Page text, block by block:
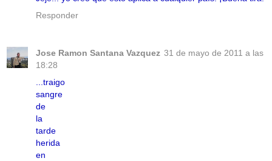
Responder
Jose Ramon Santana Vazquez 31 de mayo de 2011 a las
18:28
...traigo
sangre
de
la
tarde
herida
en